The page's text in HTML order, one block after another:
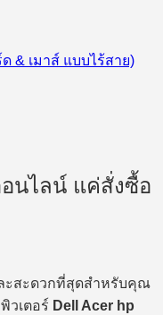
& เมาส์ แบบไร้สาย)
นไลน์ แค่สั่งซื้อ
ะสะดวกที่สุดสำหรับคุณ
วเตอร์ Dell Acer hp